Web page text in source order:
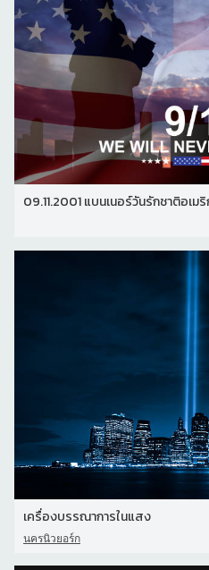
09.11.2001 แบนเนอร์วันรักชาติอเม
เครื่องบรรณาการในแสง
นครนิวยอร์ก